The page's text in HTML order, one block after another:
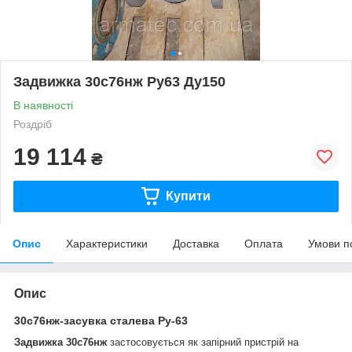
Задвижка 30с76нж Ру63 Ду150
В наявності
Роздріб
19 114 ₴
Купити
Опис Характеристики Доставка Оплата Умови
Опис
30с76нж-засувка сталева Ру-63
Задвижка 30с76нж застосовується як запірний пристрій на